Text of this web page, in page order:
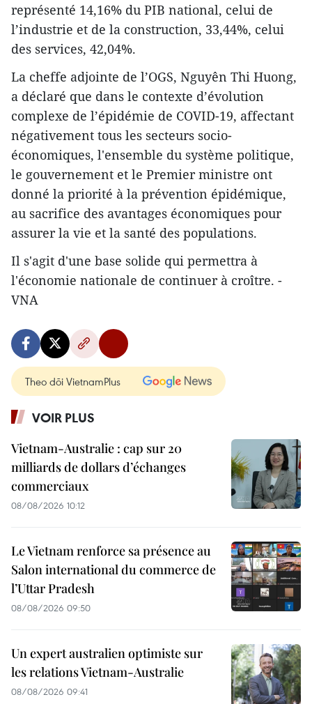
représenté 14,16% du PIB national, celui de
l’industrie et de la construction, 33,44%, celui
des services, 42,04%.
La cheffe adjointe de l’OGS, Nguyên Thi Huong,
a déclaré que dans le contexte d’évolution
complexe de l’épidémie de COVID-19, affectant
négativement tous les secteurs socio-
économiques, l'ensemble du système politique,
le gouvernement et le Premier ministre ont
donné la priorité à la prévention épidémique,
au sacrifice des avantages économiques pour
assurer la vie et la santé des populations.
Il s'agit d'une base solide qui permettra à
l'économie nationale de continuer à croître. -
VNA
Theo dõi VietnamPlus
VOIR PLUS
Vietnam-Australie : cap sur 20
milliards de dollars d’échanges
commerciaux
08/08/2026 10:12
Le Vietnam renforce sa présence au
Salon international du commerce de
l’Uttar Pradesh
08/08/2026 09:50
Un expert australien optimiste sur
les relations Vietnam-Australie
08/08/2026 09:41